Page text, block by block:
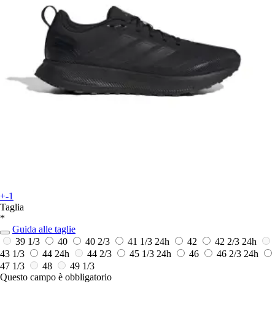
+-1
Taglia
*
Guida alle taglie
39 1/3
40 40 2/3 41 1/3 24h 42 42 2/3 24h
43 1/3
44 24h 44 2/3 45 1/3 24h 46 46 2/3 24h
47 1/3
48
49 1/3
Questo campo è obbligatorio